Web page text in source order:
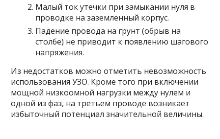
Малый ток утечки при замыкании нуля в
проводке на заземленный корпус.
Падение провода на грунт (обрыв на
столбе) не приводит к появлению шагового
напряжения.
Из недостатков можно отметить невозможность
использования УЗО. Кроме того при включении
мощной низкоомной нагрузки между нулем и
одной из фаз, на третьем проводе возникает
избыточный потенциал значительной величины.